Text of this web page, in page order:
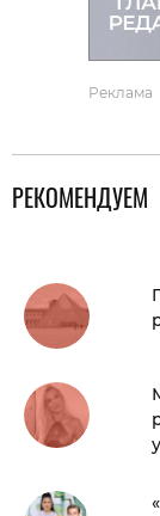
Реклама
РЕКОМЕНДУЕМ